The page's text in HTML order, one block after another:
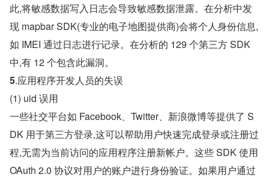
此,将敏感数据写入日志会导致敏感数据泄露。在分析中发
现 mapbar SDK(专业的电子地图提供商)会将个人身份信息,
如 IMEI 通过日志进行记录。在分析的 129 个第三方 SDK
中,有 12 个包含此漏洞。
5.应用程序开发人员的失误
(1) uid 误用
一些社交平台如 Facebook、Twitter、新浪微博等提供了 S
DK 用于第三方登录,这可以帮助用户快速完成登录或注册过
程,无需为当前访问的应用程序注册新帐户。这些 SDK 使用
OAuth 2.0 协议对用户的账户进行身份验证。如果用户通过